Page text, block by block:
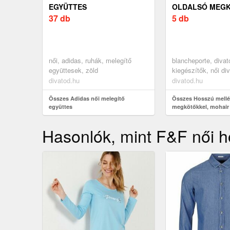
EGYÜTTES
37 db
női, adidas, ruhák, melegítő
együttesek, zöld
divatod.hu
Összes Adidas női melegítő
együttes
OLDALSÓ
MOHAIR
5 db
blancheporte,
kiegészítők, női
és kabátok,
divatod.hu
Összes Hosszú
megkötőkkel,
Hasonlók, mint F&F női